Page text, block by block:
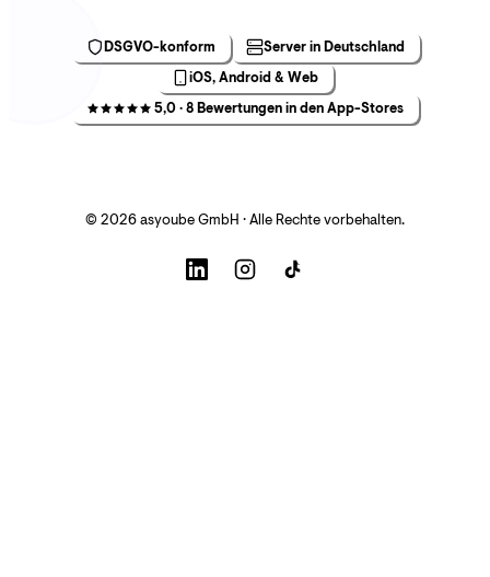
DSGVO-konform
Server in Deutschland
iOS, Android & Web
5,0 · 8 Bewertungen in den App-Stores
© 2026 asyoube GmbH · Alle Rechte vorbehalten.